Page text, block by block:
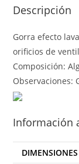
Descripción
Gorra efecto
orificios de
Composición:
Observaciones:
Información
DIMENSIONES